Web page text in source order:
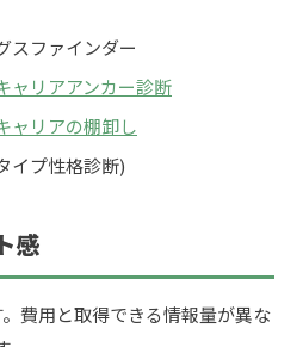
スファインダー
ャリアアンカー診断
ャリアの棚卸し
イプ性格診断)
感
費用と取得できる情報量が異な